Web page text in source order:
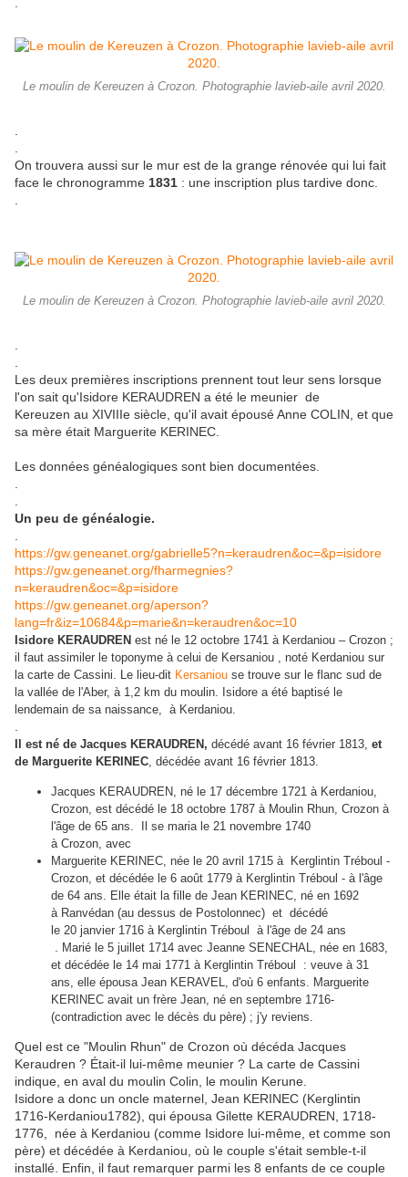
Le moulin de Kereuzen à Crozon. Photographie lavieb-aile avril 2020.
On trouvera aussi sur le mur est de la grange rénovée qui lui fait
face le chronogramme 1831 : une inscription plus tardive donc.
Le moulin de Kereuzen à Crozon. Photographie lavieb-aile avril 2020.
Les deux premières inscriptions prennent tout leur sens lorsque
l'on sait qu'Isidore KERAUDREN a été le meunier de
Kereuzen au XIVIIIe siècle, qu'il avait épousé Anne COLIN, et que
sa mère était Marguerite KERINEC.
Les données généalogiques sont bien documentées.
Un peu de généalogie.
https://gw.geneanet.org/gabrielle5?n=keraudren&oc=&p=isidore
https://gw.geneanet.org/fharmegnies?
n=keraudren&oc=&p=isidore
https://gw.geneanet.org/aperson?
lang=fr&iz=10684&p=marie&n=keraudren&oc=10
Isidore KERAUDREN est né le 12 octobre 1741 à Kerdaniou – Crozon ;
il faut assimiler le toponyme à celui de Kersaniou , noté Kerdaniou sur
la carte de Cassini. Le lieu-dit Kersaniou se trouve sur le flanc sud de
la vallée de l'Aber, à 1,2 km du moulin. Isidore a été baptisé le
lendemain de sa naissance, à Kerdaniou.
Il est né de Jacques KERAUDREN, décédé avant 16 février 1813, et
de Marguerite KERINEC, décédée avant 16 février 1813.
Jacques KERAUDREN, né le 17 décembre 1721 à Kerdaniou,
Crozon, est décédé le 18 octobre 1787 à Moulin Rhun, Crozon à
l'âge de 65 ans. Il se maria le 21 novembre 1740
à Crozon, avec
Marguerite KERINEC, née le 20 avril 1715 à Kerglintin Tréboul -
Crozon, et décédée le 6 août 1779 à Kerglintin Tréboul - à l'âge
de 64 ans. Elle était la fille de Jean KERINEC, né en 1692
à Ranvédan (au dessus de Postolonnec) et décédé
le 20 janvier 1716 à Kerglintin Tréboul à l'âge de 24 ans
Marié le 5 juillet 1714 avec Jeanne SENECHAL, née en 1683,
et décédée le 14 mai 1771 à Kerglintin Tréboul : veuve à 31
ans, elle épousa Jean KERAVEL, d'où 6 enfants. Marguerite
KERINEC avait un frère Jean, né en septembre 1716-
(contradiction avec le décès du père) ; j'y reviens.
Quel est ce "Moulin Rhun" de Crozon où décéda Jacques
Keraudren ? Était-il lui-même meunier ? La carte de Cassini
indique, en aval du moulin Colin, le moulin Kerune.
Isidore a donc un oncle maternel, Jean KERINEC (Kerglintin
1716-Kerdaniou1782), qui épousa Gilette KERAUDREN, 1718-
1776, née à Kerdaniou (comme Isidore lui-même, et comme son
père) et décédée à Kerdaniou, où le couple s'était semble-t-il
installé. Enfin, il faut remarquer parmi les 8 enfants de ce couple